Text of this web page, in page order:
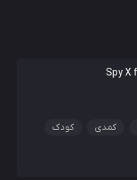
کمدی کودک